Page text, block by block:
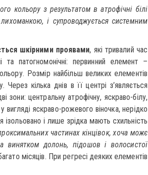
кольору з результатом в атрофічні білі
і супроводжується системним
шкірними проявами, які тривалий час
патогномонічні: первинний елемент –
Розмір найбільш великих елементів
кілька днів в її центрі з’являється
зони: центральну атрофічну, яскраво-білу,
яскраво-рожевого віночка, нерідко
і лише зрідка мають схильність
частинах кінцівок, хоча можє
винятком долонь, підошов і волосистої
місяців. При регресі деяких елементів